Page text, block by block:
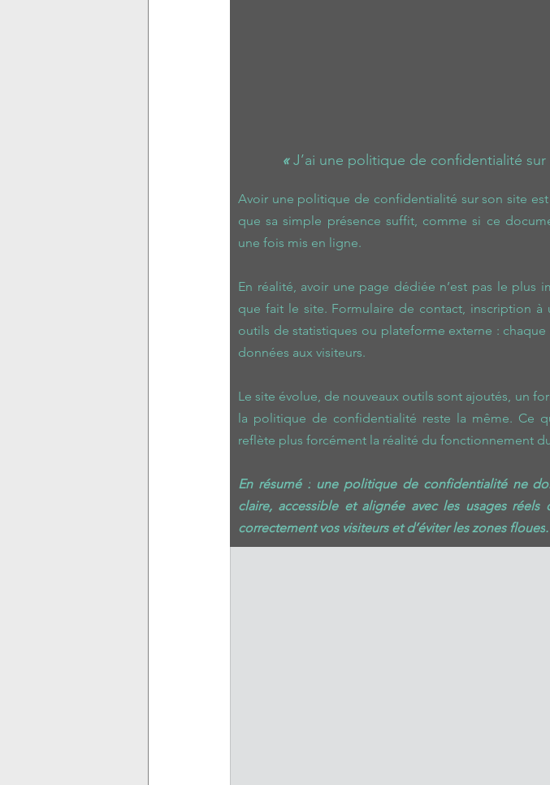
« J’ai une politique de confidentialité
Avoir une politique de confidentialité sur son site
que sa simple présence suffit, comme si ce
une fois mis en ligne.
En réalité, avoir une page dédiée n’est pas le plus
que fait le site. Formulaire de contact, inscription à
outils de statistiques ou plateforme externe :
données aux visiteurs.
Le site évolue, de nouveaux outils sont ajoutés, un
la politique de confidentialité reste la même. Ce
reflète plus forcément la réalité du fonctionnement
En résumé : une politique de confidentialité ne
claire, accessible et alignée avec les usages
correctement vos visiteurs et d’éviter les zones floues.